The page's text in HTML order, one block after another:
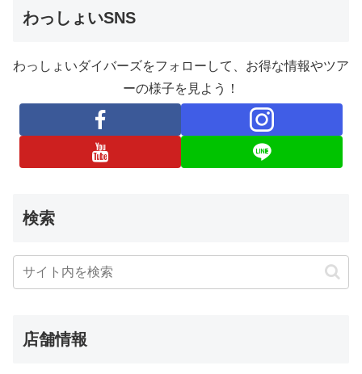
わっしょいSNS
わっしょいダイバーズをフォローして、お得な情報やツア
ーの様子を見よう！
検索
店舗情報